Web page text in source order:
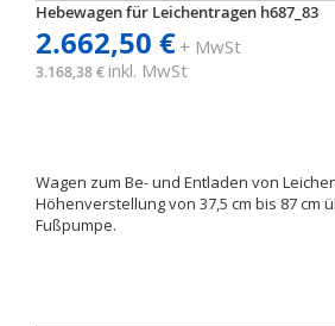
Hebewagen für Leichentragen h687_83
2.662,50 €+ MwSt
3.168,38 € inkl. MwSt
Wagen zum Be- und Entladen von
Höhenverstellung von 37,5 cm bis 87 cm
Fußpumpe.